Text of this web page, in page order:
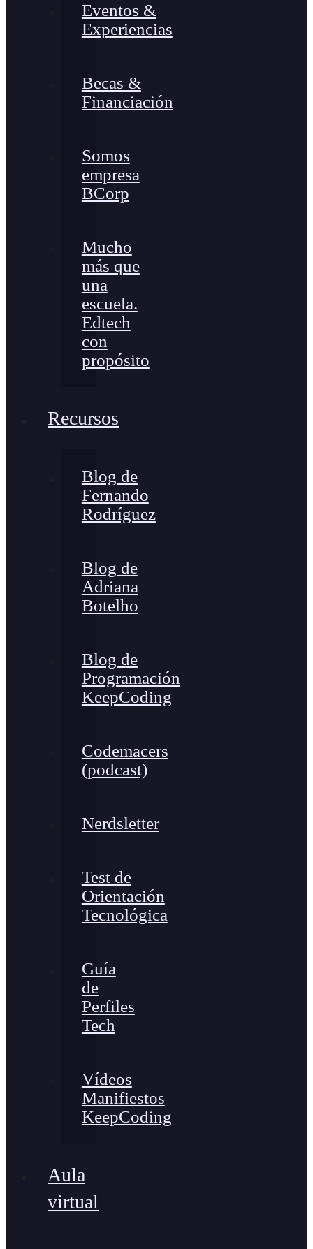
Eventos &
Experiencias
Becas &
Financiación
Somos
empresa
BCorp
Mucho
más que
una
escuela.
Edtech
con
propósito
Recursos
Blog de
Fernando
Rodríguez
Blog de
Adriana
Botelho
Blog de
Programación
KeepCoding
Codemacers
(podcast)
Nerdsletter
Test de
Orientación
Tecnológica
Guía
de
Perfiles
Tech
Vídeos
Manifiestos
KeepCoding
Aula
virtual